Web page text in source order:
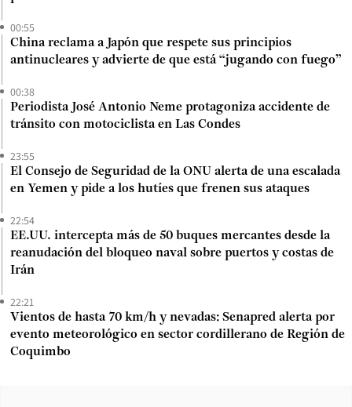
00:55
China reclama a Japón que respete sus principios
antinucleares y advierte de que está “jugando con fuego”
00:38
Periodista José Antonio Neme protagoniza accidente de
tránsito con motociclista en Las Condes
23:55
El Consejo de Seguridad de la ONU alerta de una escalada
en Yemen y pide a los hutíes que frenen sus ataques
22:54
EE.UU. intercepta más de 50 buques mercantes desde la
reanudación del bloqueo naval sobre puertos y costas de
Irán
22:21
Vientos de hasta 70 km/h y nevadas: Senapred alerta por
evento meteorológico en sector cordillerano de Región de
Coquimbo